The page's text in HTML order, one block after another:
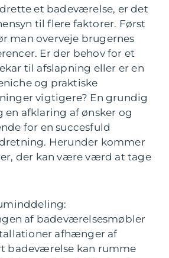
et badeværelse, er det
til flere faktorer. Først
man overveje brugernes
Er der behov for et
til afslapning eller er en
og praktiske
vigtigere? En grundig
afklaring af ønsker og
for en succesfuld
Herunder kommer
der kan være værd at tage
af badeværelsesmøbler
afhænger af
badeværelse kan rumme